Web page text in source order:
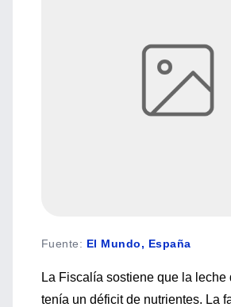
Fuente: El Mundo, España
La Fiscalía sostiene que la leche
tenía un déficit de nutrientes. La